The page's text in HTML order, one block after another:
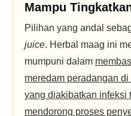
Mampu
Pilihan yang andal
juice. Herbal maag ini
mumpuni dalam
meredam peradangan
yang diakibatkan infeksi
mendorong proses